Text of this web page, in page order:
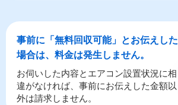
事前に「無料回収可能」とお伝えした
場合は、料金は発生しません。
お伺いした内容とエアコン設置状況に相
違がなければ、事前にお伝えした金額以
外は請求しません。